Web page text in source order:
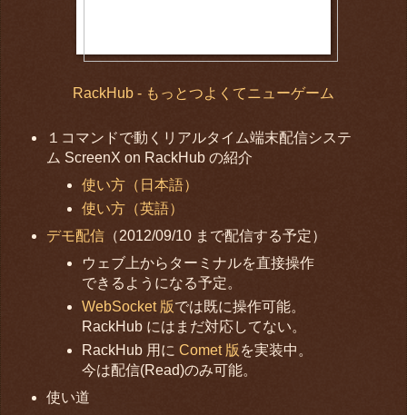
RackHub - もっとつよくてニューゲーム
１コマンドで動くリアルタイム端末配信システ
ム ScreenX on RackHub の紹介
使い方（日本語）
使い方（英語）
デモ配信（2012/09/10 まで配信する予定）
ウェブ上からターミナルを直接操作
できるようになる予定。
WebSocket 版では既に操作可能。
RackHub にはまだ対応してない。
RackHub 用にComet 版 を実装中。
今は配信(Read)のみ可能。
使い道